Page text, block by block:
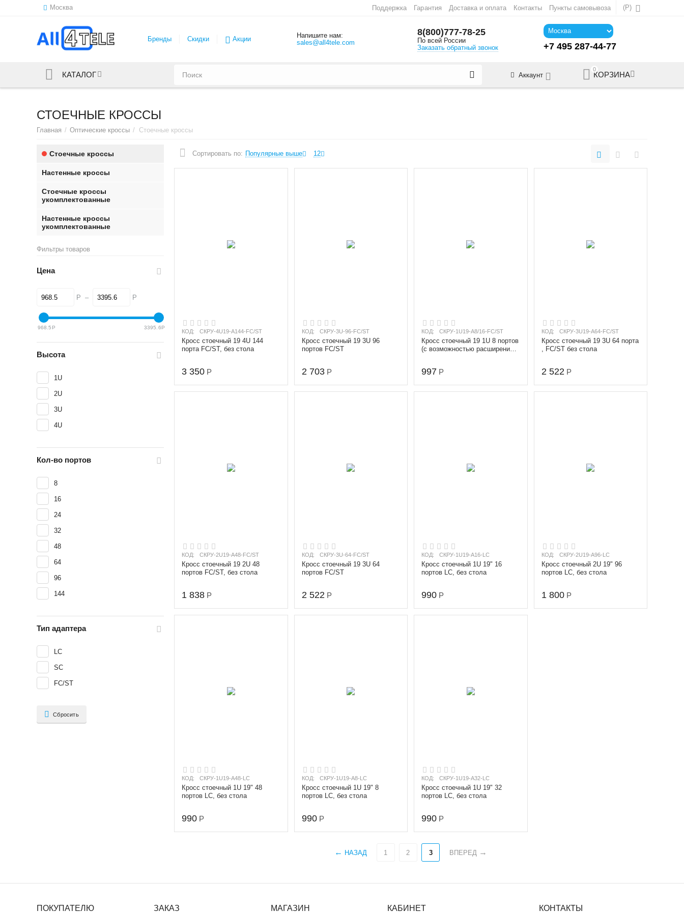
Москва (Р)
Поддержка Гарантия Доставка и оплата Контакты Пункты самовывоза
Бренды Скидки Акции
Напишите нам:
sales@all4tele.com
8(800)777-78-25
По всей России
Заказать обратный звонок
+7 495 287-44-77
КАТАЛОГ
0
КОРЗИНА
Аккаунт
СТОЕЧНЫЕ КРОССЫ
Главная / Оптические кроссы / Стоечные кроссы
Сортировать по: Популярные выше 12
КОД: СКРУ-4U19-А144-FC/ST
Кросс стоечный 19 4U 144
порта FC/ST, без стола
3 350 Р
КОД: СКРУ-3U-96-FC/ST
Кросс стоечный 19 3U 96
портов FC/ST
2 703 Р
КОД: СКРУ-1U19-A8/16-FC/ST
Кросс стоечный 19 1U 8 портов
(с возможностью расширения
997 Р
КОД: СКРУ-3U19-A64-FC/ST
Кросс стоечный 19 3U 64 порта
, FC/ST без стола
2 522 Р
КОД: СКРУ-2U19-A48-FC/ST
Кросс стоечный 19 2U 48
портов FC/ST, без стола
1 838 Р
КОД: СКРУ-3U-64-FC/ST
Кросс стоечный 19 3U 64
портов FC/ST
2 522 Р
КОД: СКРУ-1U19-A16-LC
Кросс стоечный 1U 19" 16
портов LC, без стола
990 Р
КОД: СКРУ-2U19-A96-LC
Кросс стоечный 2U 19" 96
портов LC, без стола
1 800 Р
КОД: СКРУ-1U19-A48-LC
Кросс стоечный 1U 19" 48
портов LC, без стола
990 Р
КОД: СКРУ-1U19-A8-LC
Кросс стоечный 1U 19" 8
портов LC, без стола
990 Р
КОД: СКРУ-1U19-A32-LC
Кросс стоечный 1U 19" 32
портов LC, без стола
990 Р
НАЗАД 1 2 3 ВПЕРЕД
Стоечные кроссы
Настенные кроссы
Стоечные кроссы
укомплектованные
Настенные кроссы
укомплектованные
Фильтры товаров
Цена
Р – Р
968.5 Р 3395.6Р
Высота
1U
2U
3U
4U
Кол-во портов
8
16
24
32
48
64
96
144
Тип адаптера
LC
SC
FC/ST
Сбросить
ПОКУПАТЕЛЮ ЗАКАЗ МАГАЗИН КАБИНЕТ КОНТАКТЫ